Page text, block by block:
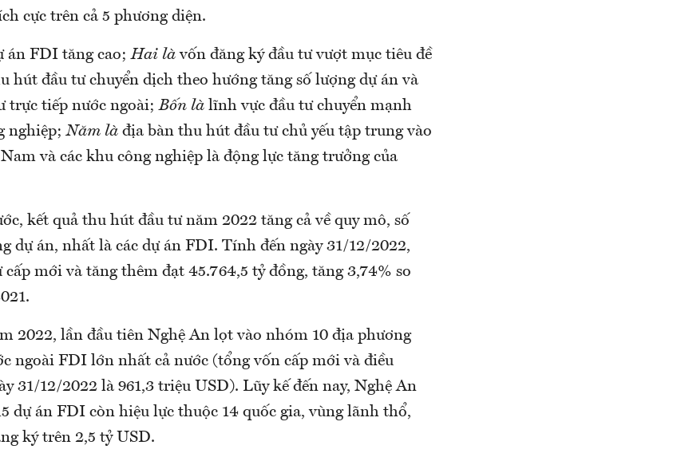
cực trên cả 5 phương diện.
án FDI tăng cao;Hai là vốn đăng ký đầu tư vượt mục tiêu đề
hút đầu tư chuyển dịch theo hướng tăng số lượng dự án và
trực tiếp nước ngoài;Bốn là lĩnh vực đầu tư chuyển mạnh
nghiệp;Năm là địa bàn thu hút đầu tư chủ yếu tập trung vào
và các khu công nghiệp là động lực tăng trưởng của
kết quả thu hút đầu tư năm 2022 tăng cả về quy mô, số
dự án, nhất là các dự án FDI. Tính đến ngày 31/12/2022,
cấp mới và tăng thêm đạt 45.764,5 tỷ đồng, tăng 3,74% so
2022, lần đầu tiên Nghệ An lọt vào nhóm 10 địa phương
ngoài FDI lớn nhất cả nước (tổng vốn cấp mới và điều
31/12/2022 là 961,3 triệu USD). Lũy kế đến nay, Nghệ An
dự án FDI còn hiệu lực thuộc 14 quốc gia, vùng lãnh thổ,
ký trên 2,5 tỷ USD.